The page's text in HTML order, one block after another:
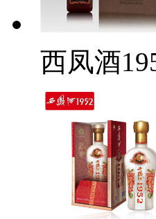
西凤酒